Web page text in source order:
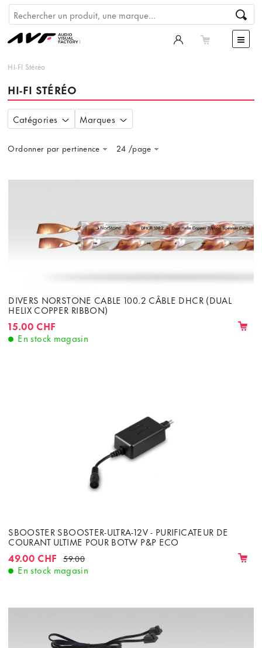
HI-FI Stéréo
HI-FI STÉRÉO
Catégories Marques
Ordonner par pertinence 24 /page
DIVERS NORSTONE CABLE 100.2 CÂBLE DHCR (DUAL
HELIX COPPER RIBBON)
15.00 CHF
En stock magasin
SBOOSTER SBOOSTER-ULTRA-12V - PURIFICATEUR DE
COURANT ULTIME POUR BOTW P&P ECO
49.00 CHF 59.00
En stock magasin